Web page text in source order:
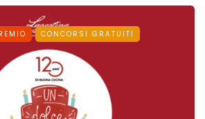
CONCORSI GRATUITI